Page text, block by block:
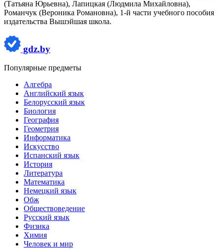
(Татьяна Юрьевна), Лапицкая (Людмила Михайловна),
Романчук (Вероника Романовна), 1-й части учебного пособия
издательства Вышэйшая школа.
gdz.by
Популярные предметы
Алгебра
Английский язык
Белорусский язык
Биология
География
Геометрия
Информатика
Искусство
Испанский язык
История
Литература
Математика
Немецкий язык
Обж
Обществоведение
Русский язык
Физика
Химия
Человек и мир